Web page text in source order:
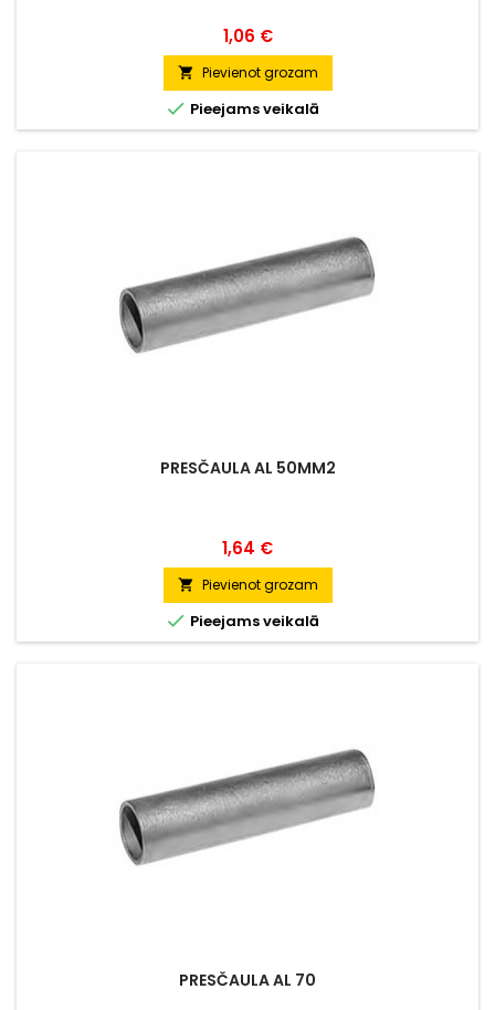
Cena
1,06 €
 Pievienot grozam
 Pieejams veikalā
PRESČAULA AL 50MM2
Cena
1,64 €
 Pievienot grozam
 Pieejams veikalā
PRESČAULA AL 70